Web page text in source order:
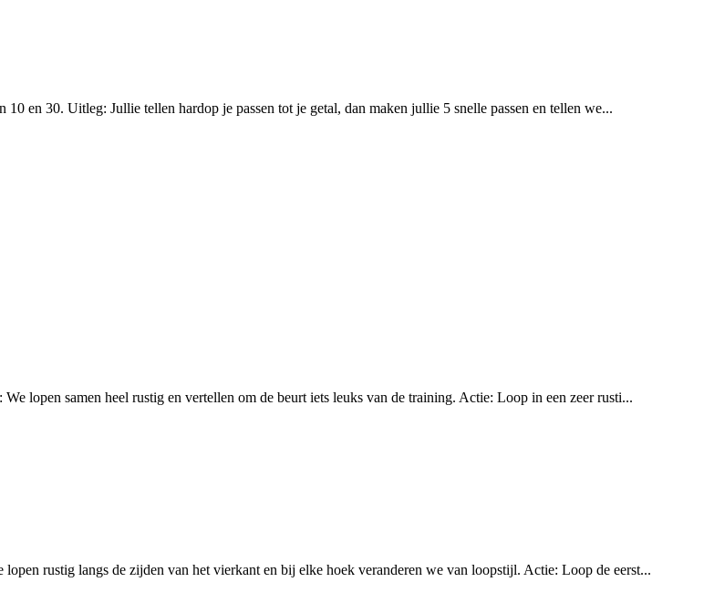
en 30. Uitleg: Jullie tellen hardop je passen tot je getal, dan maken jullie 5 snelle passen en tellen we...
lopen samen heel rustig en vertellen om de beurt iets leuks van de training. Actie: Loop in een zeer rusti...
rustig langs de zijden van het vierkant en bij elke hoek veranderen we van loopstijl. Actie: Loop de eerst...